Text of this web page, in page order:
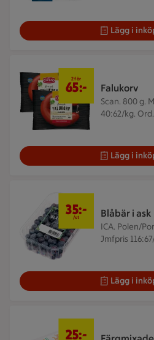
Lägg i
Falukorv
Scan. 800 g.
40:62/kg.
2 för 65 kr
2 för
65:-
Lägg i
Blåbär i ask
ICA. Polen/
Jmfpris
35:-
/st
Lägg i
25:-